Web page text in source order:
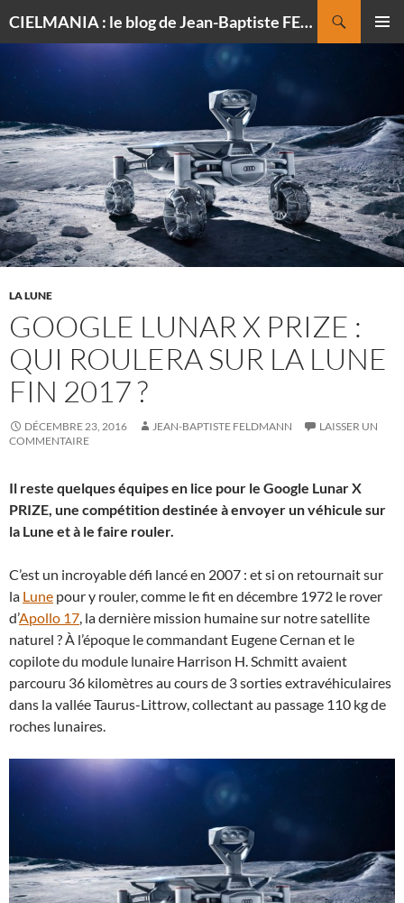
CIELMANIA : le blog de Jean-Baptiste FELDMANN, photographe du ciel
CONTENU
LA LUNE
GOOGLE LUNAR X PRIZE :
QUI ROULERA SUR LA LUNE
FIN 2017 ?
DÉCEMBRE 23, 2016 JEAN-BAPTISTE FELDMANN
LAISSER UN
COMMENTAIRE
Il reste quelques équipes en lice pour le Google Lunar X
PRIZE, une compétition destinée à envoyer un véhicule sur
la Lune et à le faire rouler.
C’est un incroyable défi lancé en 2007 : et si on retournait sur
la Lune pour y rouler, comme le fit en décembre 1972 le rover
d’Apollo 17, la dernière mission humaine sur notre satellite
naturel ? À l’époque le commandant Eugene Cernan et le
copilote du module lunaire Harrison H. Schmitt avaient
parcouru 36 kilomètres au cours de 3 sorties extravéhiculaires
dans la vallée Taurus-Littrow, collectant au passage 110 kg de
roches lunaires.